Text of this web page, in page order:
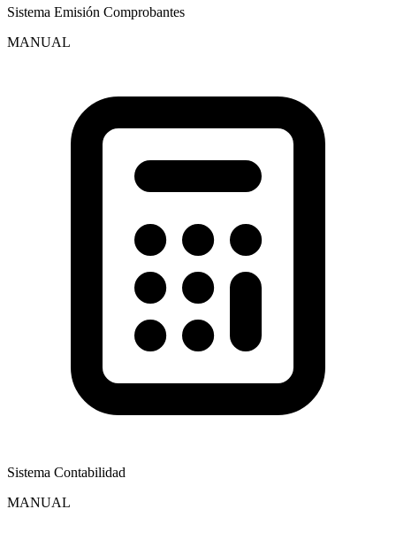
Sistema Emisión Comprobantes
MANUAL
Sistema Contabilidad
MANUAL